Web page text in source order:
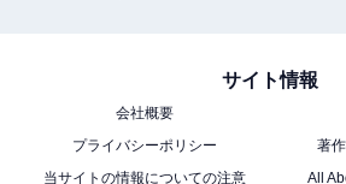
いこと」「責任感・まじめさ」「信
本機能（読み、書き、計算など）」
サイト情報
会社概要
プライバシーポリシー
著
当サイトの情報についての注意
All